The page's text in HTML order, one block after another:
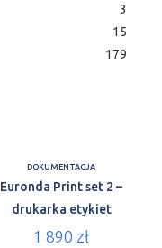
3
15
179
DOKUMENTACJA
Euronda Print set 2 –
drukarka etykiet
1 890 zł